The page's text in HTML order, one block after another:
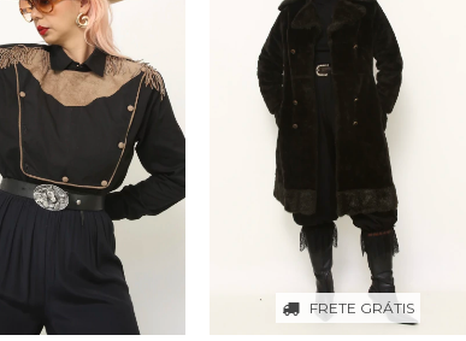
FRETE GRÁTIS